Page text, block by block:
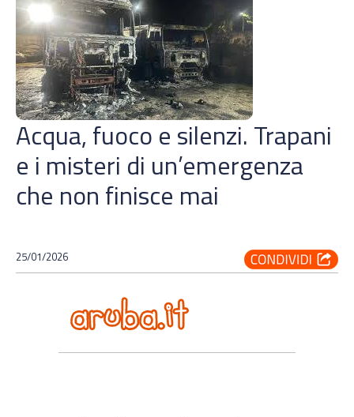
Acqua, fuoco e silenzi. Trapani
e i misteri di un’emergenza
che non finisce mai
25/01/2026